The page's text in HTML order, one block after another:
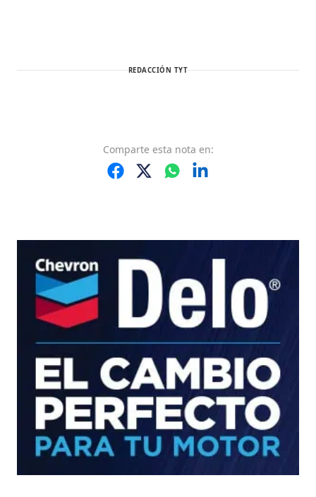
REDACCIÓN TYT
Comparte esta nota en: